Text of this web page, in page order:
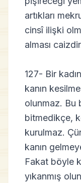
artıkları
cinsî ilişki
alması
127- Bir
kanın
olunmaz. Bu
bitmedikçe,
kurulmaz.
kanın
Fakat böyle
yıkanmış